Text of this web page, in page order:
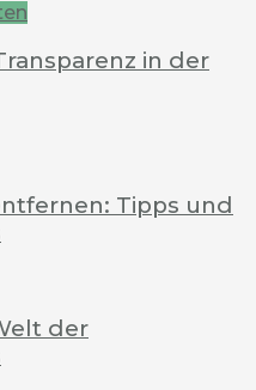
in der
Tipps und
der